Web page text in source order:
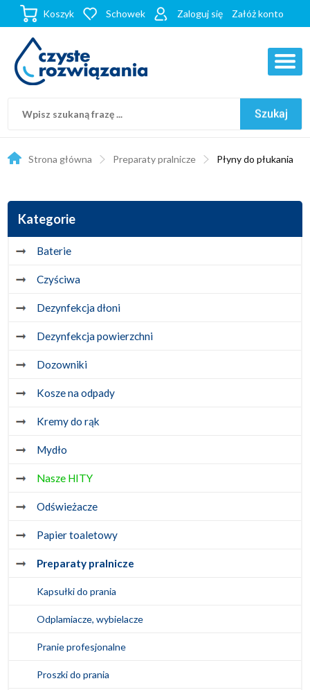
Koszyk Schowek Zaloguj się Załóż konto
Strona główna Preparaty pralnicze Płyny do płukania
Kategorie
Baterie
Czyściwa
Dezynfekcja dłoni
Dezynfekcja powierzchni
Dozowniki
Kosze na odpady
Kremy do rąk
Mydło
Nasze HITY
Odświeżacze
Papier toaletowy
Preparaty pralnicze
Kapsułki do prania
Odplamiacze, wybielacze
Pranie profesjonalne
Proszki do prania